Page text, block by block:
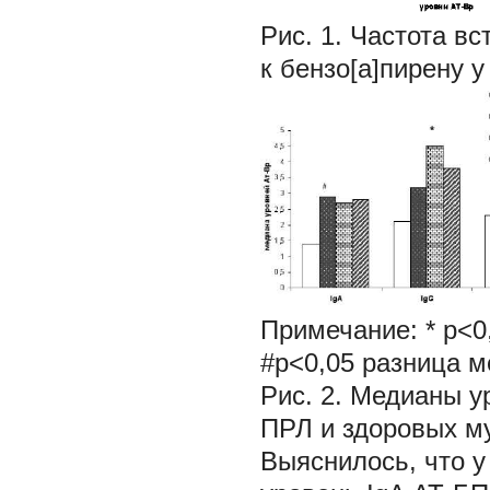
Рис. 1. Частота
к бензо[a]пирену
Примечание: *
#р<0,05 разница
Рис. 2. Медианы
ПРЛ и здоровых
Выяснилось, что